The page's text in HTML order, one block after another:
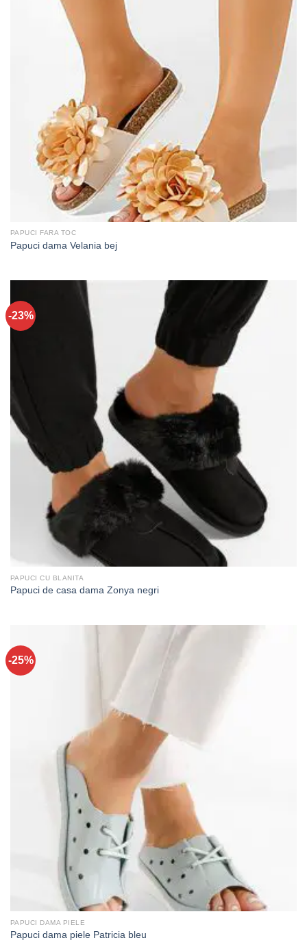
PAPUCI FARA TOC
Papuci dama Velania bej
-23%
PAPUCI CU BLANITA
Papuci de casa dama Zonya negri
-25%
PAPUCI DAMA PIELE
Papuci dama piele Patricia bleu